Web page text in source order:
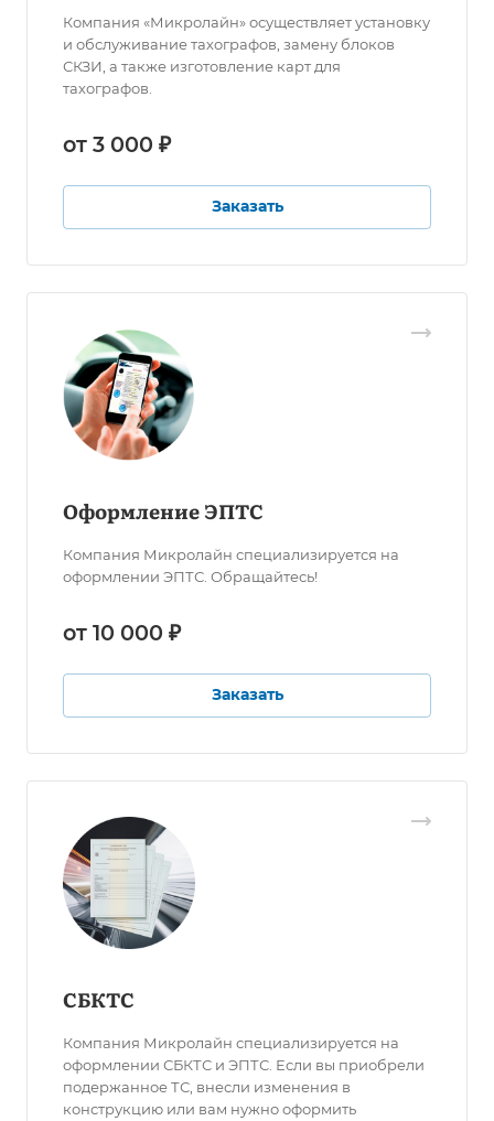
Компания «Микролайн» осуществляет установку
и обслуживание тахографов, замену блоков
СКЗИ, а также изготовление карт для
тахографов.
от 3 000 ₽
Заказать
Оформление ЭПТС
Компания Микролайн специализируется на
оформлении ЭПТС. Обращайтесь!
от 10 000 ₽
Заказать
СБКТС
Компания Микролайн специализируется на
оформлении СБКТС и ЭПТС. Если вы приобрели
подержанное ТС, внесли изменения в
конструкцию или вам нужно оформить